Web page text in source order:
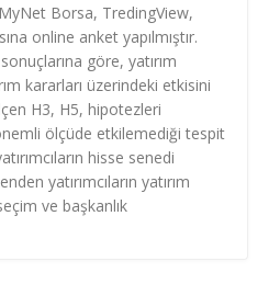
Borsa, TredingView,
online anket yapılmıştır.
göre, yatırım
kararları üzerindeki etkisini
H3, H5, hipotezleri
ölçüde etkilemediği tespit
hisse senedi
yatırımcıların yatırım
ve başkanlık